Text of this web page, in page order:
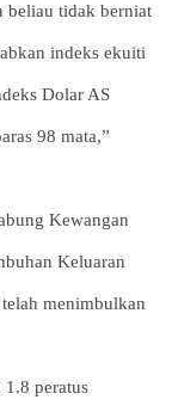
beliau tidak berniat
indeks ekuiti
Dolar AS
98 mata,”
Kewangan
Keluaran
menimbulkan
peratus